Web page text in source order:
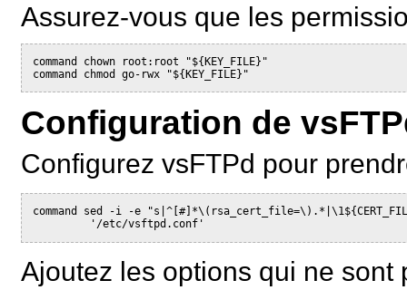
Assurez-vous que les
command chown root:root "${KEY_FILE}"
Configuration de
Configurez vsFTPd pour
command sed -i -e
Ajoutez les options qui ne